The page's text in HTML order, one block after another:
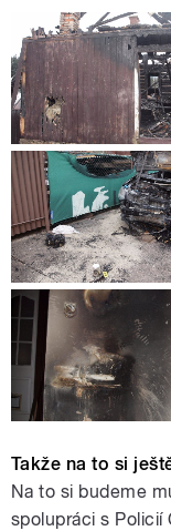
Takže na to si
Na to si budeme
spolupráci s Policií